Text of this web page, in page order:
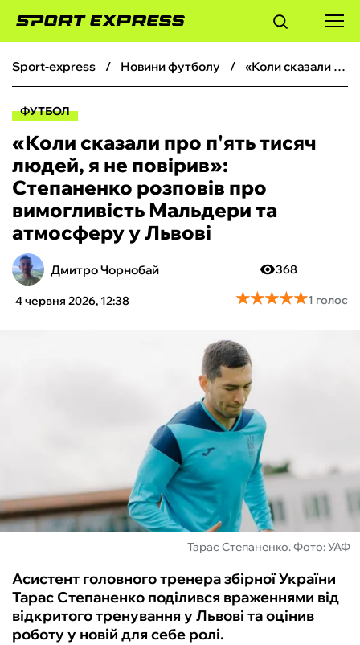
ФУТБОЛ
БОКС
ХОКЕЙ
ТЕНІС
КІБЕРСПОРТ
sport-express новини футболу «Коли сказали про п'ять тисяч людей, я не повірив»: Степаненко розповів про вимогливість Мальдери та атмосферу у Львові
ФУТБОЛ
«Коли сказали про п'ять тисяч
людей, я не повірив»:
Степаненко розповів про
вимогливість Мальдери та
атмосферу у Львові
Дмитро Чорнобай
4 червня 2026, 12:38
368
★★★★★
★★★★★1 голос
Тарас Степаненко. Фото: УАФ
Асистент головного тренера збірної України
Тарас Степаненко поділився враженнями від
відкритого тренування у Львові та оцінив
роботу у новій для себе ролі.